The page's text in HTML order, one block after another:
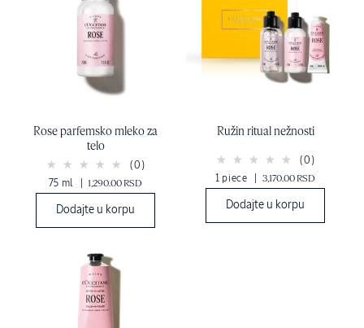
Rose parfemsko mleko za
telo
(0)
75 ml 1,290.00 RSD
Dodajte u korpu
Ružin ritual nežnosti
(0)
1 piece 3,170.00 RSD
Dodajte u korpu